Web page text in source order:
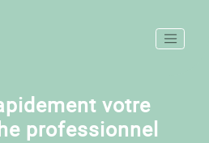
votre
professionnel